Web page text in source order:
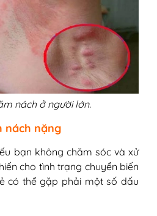
nách ở người lớn.
nách nặng
bạn không chăm sóc và xử
cho tình trạng chuyển biến
có thể gặp phải một số dấu